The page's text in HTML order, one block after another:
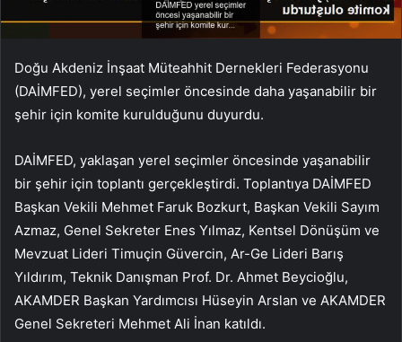
Doğu Akdeniz İnşaat Müteahhit Dernekleri Federasyonu
(DAİMFED), yerel seçimler öncesinde daha yaşanabilir bir
şehir için komite kurulduğunu duyurdu.
DAİMFED, yaklaşan yerel seçimler öncesinde yaşanabilir
bir şehir için toplantı gerçekleştirdi. Toplantıya DAİMFED
Başkan Vekili Mehmet Faruk Bozkurt, Başkan Vekili Sayım
Azmaz, Genel Sekreter Enes Yılmaz, Kentsel Dönüşüm ve
Mevzuat Lideri Timuçin Güvercin, Ar-Ge Lideri Barış
Yıldırım, Teknik Danışman Prof. Dr. Ahmet Beycioğlu,
AKAMDER Başkan Yardımcısı Hüseyin Arslan ve AKAMDER
Genel Sekreteri Mehmet Ali İnan katıldı.